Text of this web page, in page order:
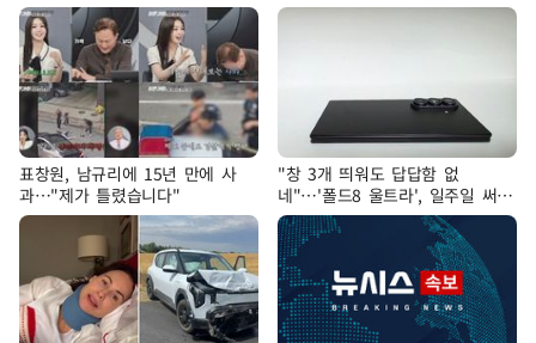
표창원, 남규리에 15년 만에 사
과…"제가 틀렸습니다"
"창 3개 띄워도 답답함 없
네"…'폴드8 울트라', 일주일 써보
니